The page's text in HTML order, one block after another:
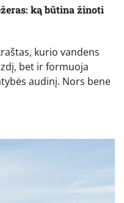
ką būtina žinoti
kurio vandens
bet ir formuoja
audinį. Nors bene